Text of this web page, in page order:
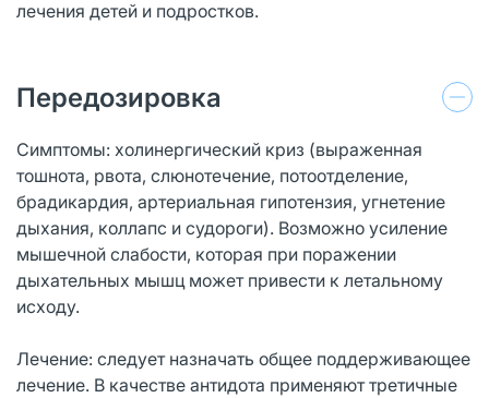
лечения детей и подростков.
Передозировка
Симптомы: холинергический криз (выраженная
тошнота, рвота, слюнотечение, потоотделение,
брадикардия, артериальная гипотензия, угнетение
дыхания, коллапс и судороги). Возможно усиление
мышечной слабости, которая при поражении
дыхательных мышц может привести к летальному
исходу.
Лечение: следует назначать общее поддерживающее
лечение. В качестве антидота применяют третичные